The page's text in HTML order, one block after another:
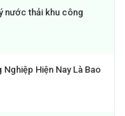
nước thải khu công
Nghiệp Hiện Nay Là Bao